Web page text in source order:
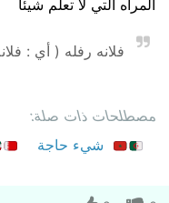
المرأه التي لا تعلم شيئاً
فلانه رفله ( أي :
مصطلحات ذات صلة:
شيء حاجة